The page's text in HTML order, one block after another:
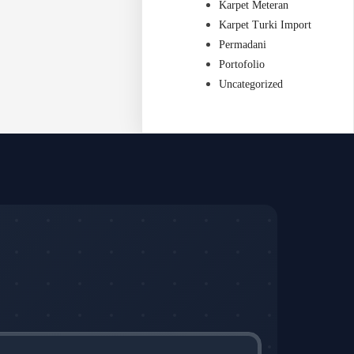
Karpet Meteran
Karpet Turki Import
Permadani
Portofolio
Uncategorized